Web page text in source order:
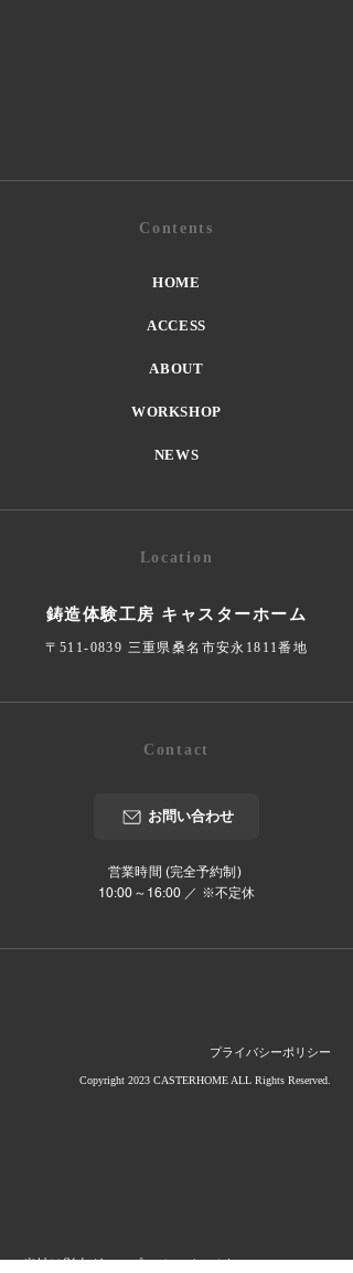
Contents
HOME
ACCESS
ABOUT
WORKSHOP
NEWS
Location
鋳造体験工房 キャスターホーム
〒511-0839 三重県桑名市安永1811番地
Contact
お問い合わせ
営業時間 (完全予約制)
10:00～16:00 ／ ※不定休
プライバシーポリシー
Copyright 2023 CASTERHOME ALL Rights Reserved.
当社は影山グループのメンバーです。